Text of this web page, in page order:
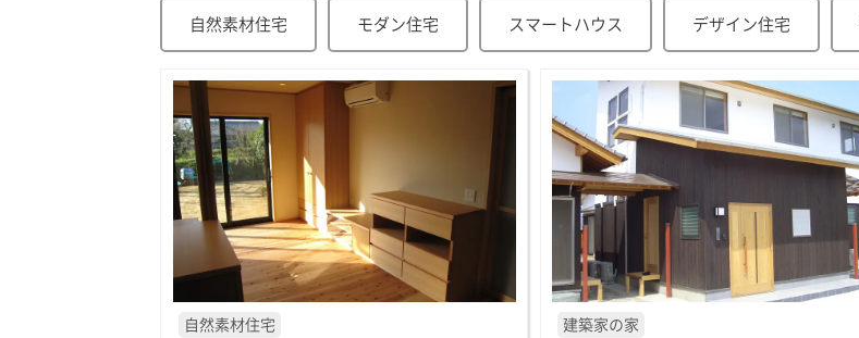
自然素材住宅 モダン住宅 スマートハウス デザイン住宅
自然素材住宅 建築家の家